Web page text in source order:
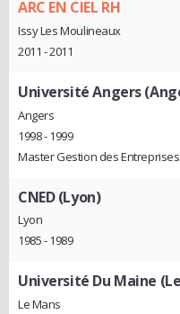
ARC EN CIEL RH
Issy Les Moulineaux
2011 - 2011
Université Angers
Angers
1998 - 1999
Master Gestion des Entreprises
CNED (Lyon)
Lyon
1985 - 1989
Université Du Maine
Le Mans